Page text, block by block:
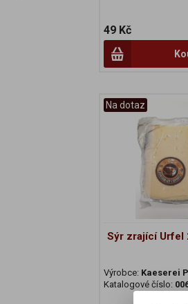
49 Kč
Na dotaz
Sýr zrající Urfel
Výrobce: Kaeserei
Katalogové číslo: